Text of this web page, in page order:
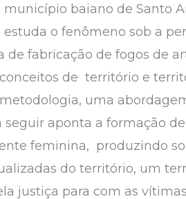
município baiano de Santo
o fenômeno sob a
fabricação de fogos de
de território e
metodologia, uma
seguir aponta a formação
feminina, produzindo
do território, um
justiça para com as